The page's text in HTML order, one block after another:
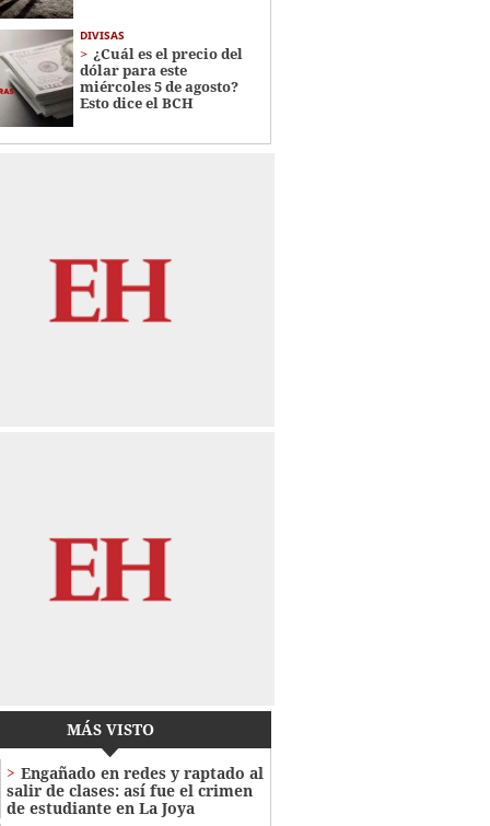
DIVISAS
¿Cuál es el precio del
dólar para este
miércoles 5 de agosto?
Esto dice el BCH
MÁS VISTO
Engañado en redes y raptado al
salir de clases: así fue el crimen
de estudiante en La Joya